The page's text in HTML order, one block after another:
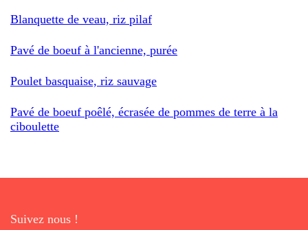
Blanquette de veau, riz pilaf
Pavé de boeuf à l'ancienne, purée
Poulet basquaise, riz sauvage
Pavé de boeuf poêlé, écrasée de pommes de terre à la
ciboulette
Suivez nous !